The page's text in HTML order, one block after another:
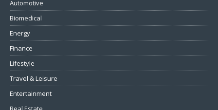
Automotive
Biomedical
Energy
Finance
Lifestyle
Travel & Leisure
Entertainment